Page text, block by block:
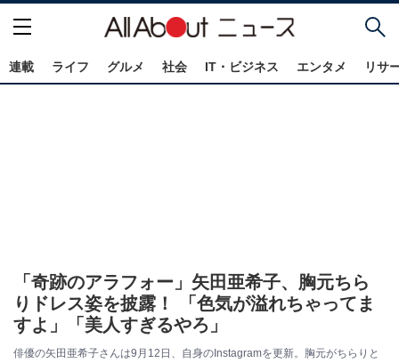
連載 ライフ グルメ 社会 IT・ビジネス エンタメ リサ
「奇跡のアラフォー」矢田亜希子、胸元ちら
りドレス姿を披露！ 「色気が溢れちゃってま
すよ」「美人すぎるやろ」
俳優の矢田亜希子さんは9月12日、自身のInstagramを更新。胸元がちらりと